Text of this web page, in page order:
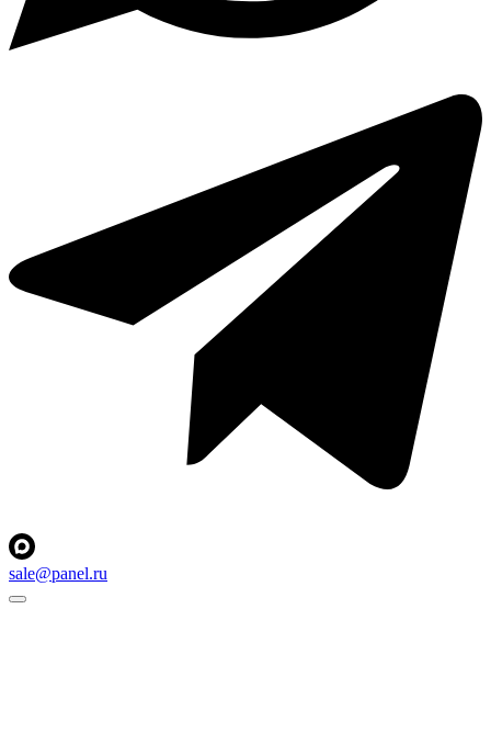
sale@panel.ru